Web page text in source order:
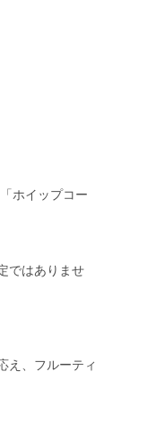
ホイップコー
ではありませ
え、フルーティ